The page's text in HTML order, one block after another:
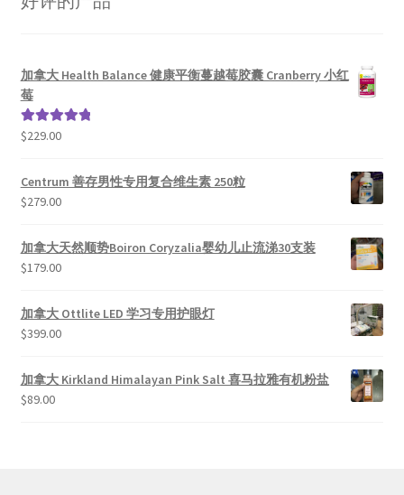
加拿大 Health Balance 健康平衡蔓越莓胶囊 Cranberry 小红
莓
评分5.00
$229.00
Centrum 善存男性专用复合维生素 250粒
$279.00
加拿大天然顺势Boiron Coryzalia婴幼儿止流涕30支装
$179.00
加拿大 Ottlite LED 学习专用护眼灯
$399.00
加拿大 Kirkland Himalayan Pink Salt 喜马拉雅有机粉盐
$89.00